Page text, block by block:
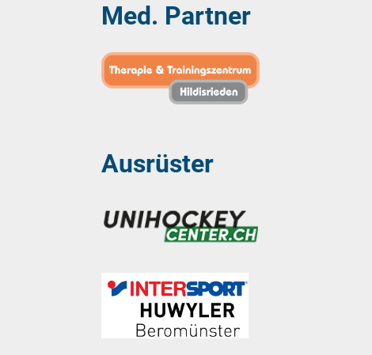
Med. Partner
Ausrüster